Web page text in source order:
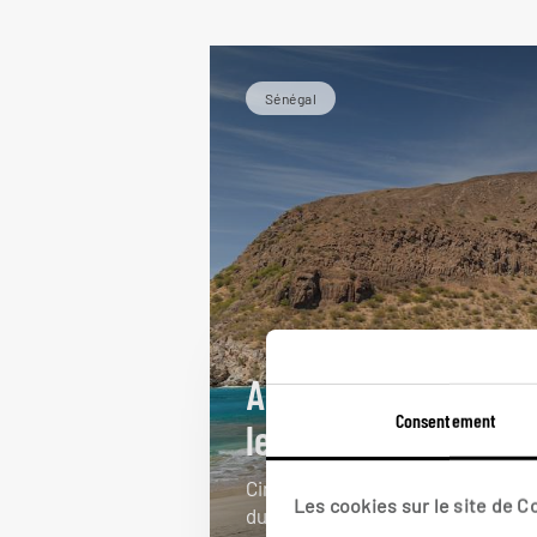
Consentement
Les cookies sur le site de
Sénégal
Au large du
le Cap-Vert
Circuit Sénégal et Cap-Vert : delta
du Siné-Saloum, île de Gorée,